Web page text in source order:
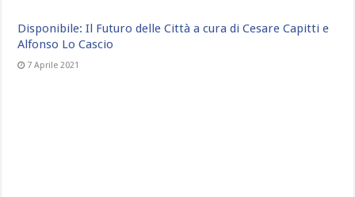
Disponibile: Il Futuro delle Città a cura di Cesare Capitti e
Alfonso Lo Cascio
7 Aprile 2021